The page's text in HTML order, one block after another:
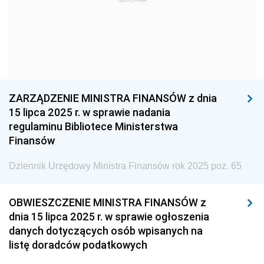
Konsumentów
Dziennik Urzędowy Ministra Pracy i Polityki
Społecznej
Dziennik Urzędowy Urzędu Lotnictwa Cywilnego
Dziennik Urzędowy Ministerstwa Hutnictwa i
Przemysłu Maszynowego
Dziennik Urzędowy Ministerstwa Zdrowia i Opieki
ZARZĄDZENIE MINISTRA FINANSÓW z dnia
15 lipca 2025 r. w sprawie nadania
regulaminu Bibliotece Ministerstwa
Finansów
Dziennik Urzędowy Ministra Finansów rok 2025 poz. 65
OBWIESZCZENIE MINISTRA FINANSÓW z
dnia 15 lipca 2025 r. w sprawie ogłoszenia
danych dotyczących osób wpisanych na
listę doradców podatkowych